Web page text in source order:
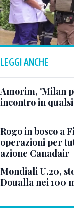
LEGGI ANCHE
Amorim, 'Milan
incontro in
Rogo in bosco a
operazioni per
azione Canadair
Mondiali U.20,
Doualla nei 100